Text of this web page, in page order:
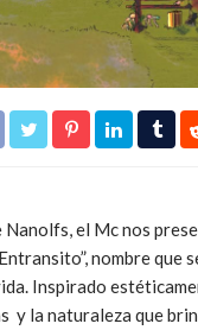
Nanolfs, el Mc nos
nombre que
Inspirado
y la naturaleza que